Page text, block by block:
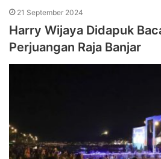
21 September 2024
Harry Wijaya Didapuk
Perjuangan Raja Banjar